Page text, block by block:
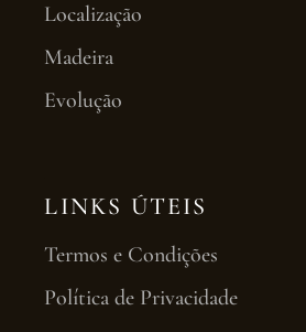
Localização
Madeira
Evolução
LINKS ÚTEIS
Termos e Condições
Política de Privacidade